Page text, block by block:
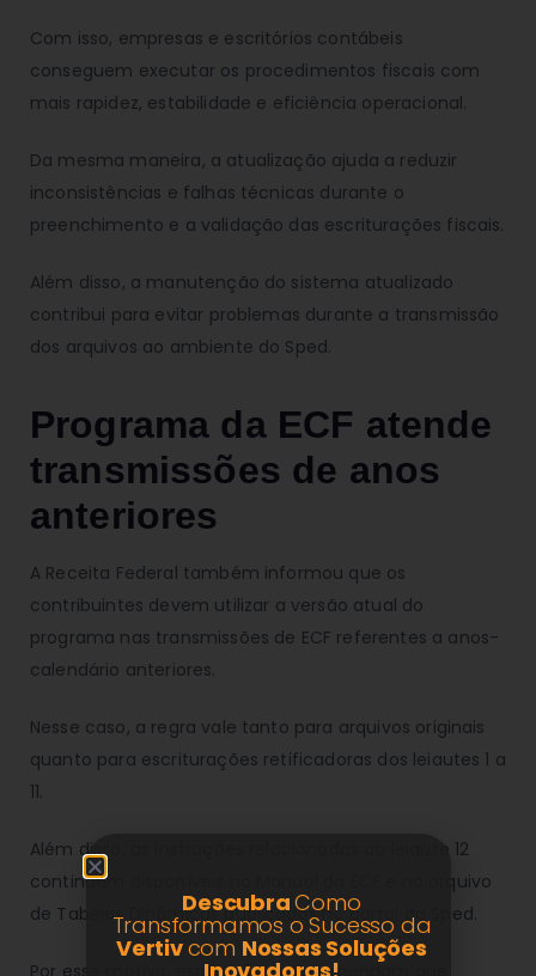
Com isso, empresas e escritórios contábeis
conseguem executar os procedimentos fiscais com
mais rapidez, estabilidade e eficiência operacional.
Da mesma maneira, a atualização ajuda a reduzir
inconsistências e falhas técnicas durante o
preenchimento e a validação das escriturações fiscais.
Além disso, a manutenção do sistema atualizado
contribui para evitar problemas durante a transmissão
dos arquivos ao ambiente do Sped.
Programa da ECF atende
transmissões de anos
anteriores
A Receita Federal também informou que os
contribuintes devem utilizar a versão atual do
programa nas transmissões de ECF referentes a anos-
calendário anteriores.
Nesse caso, a regra vale tanto para arquivos originais
quanto para escriturações retificadoras dos leiautes 1 a
11.
Além disso, as instruções relacionadas ao leiaute 12
continuam disponíveis no Manual da ECF e no arquivo
de Tabelas Dinâmicas publicados no portal do Sped.
Por esse motivo, especialistas recomendam que
DescubraComo
Transformamos o Sucesso da
Vertivcom Nossas Soluções
Inovadoras!